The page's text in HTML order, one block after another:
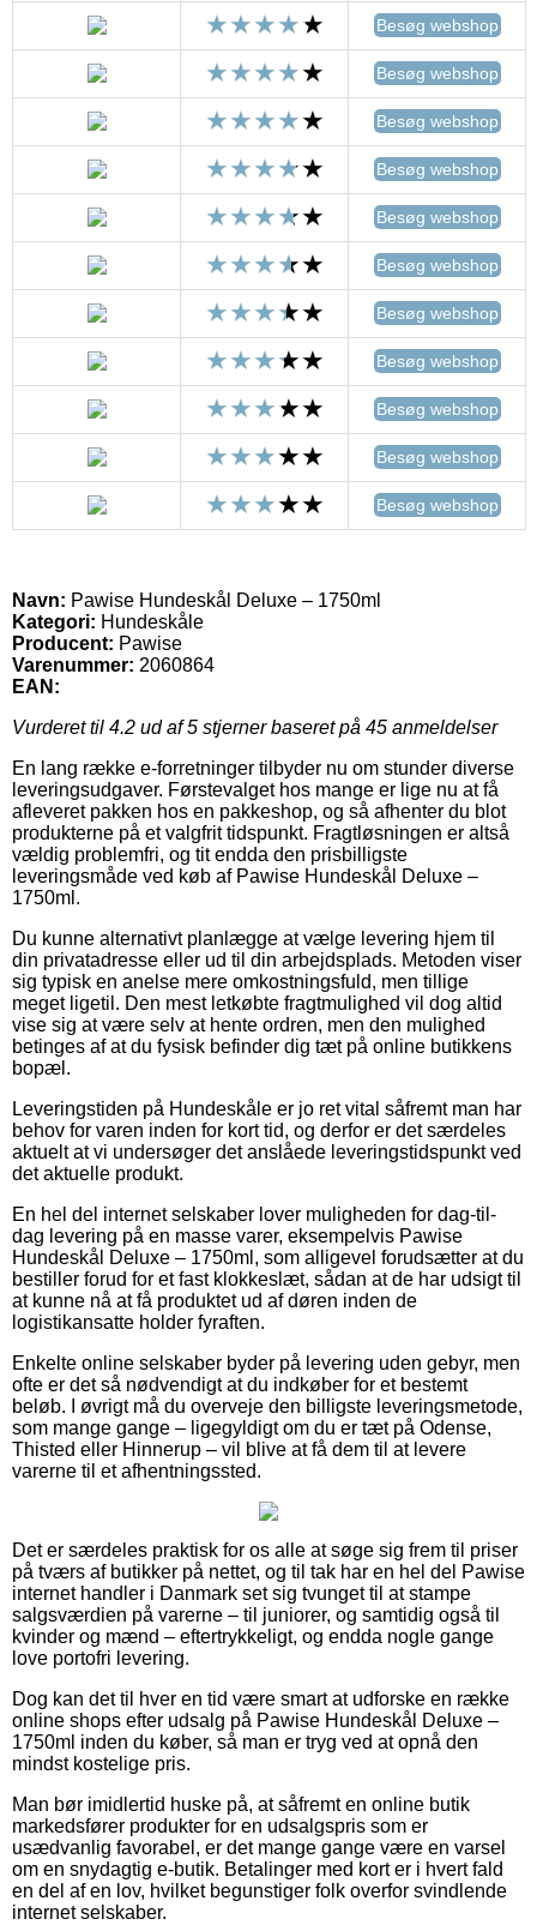
Besøg webshop
Besøg webshop
Besøg webshop
Besøg webshop
Besøg webshop
Besøg webshop
Besøg webshop
Besøg webshop
Besøg webshop
Besøg webshop
Besøg webshop
Navn: Pawise Hundeskål Deluxe – 1750ml
Kategori: Hundeskåle
Producent: Pawise
Varenummer: 2060864
EAN:
Vurderet til 4.2 ud af 5 stjerner baseret på 45 anmeldelser
En lang række e-forretninger tilbyder nu om stunder diverse
leveringsudgaver. Førstevalget hos mange er lige nu at få
afleveret pakken hos en pakkeshop, og så afhenter du blot
produkterne på et valgfrit tidspunkt. Fragtløsningen er altså
vældig problemfri, og tit endda den prisbilligste
leveringsmåde ved køb af Pawise Hundeskål Deluxe –
1750ml.
Du kunne alternativt planlægge at vælge levering hjem til
din privatadresse eller ud til din arbejdsplads. Metoden viser
sig typisk en anelse mere omkostningsfuld, men tillige
meget ligetil. Den mest letkøbte fragtmulighed vil dog altid
vise sig at være selv at hente ordren, men den mulighed
betinges af at du fysisk befinder dig tæt på online butikkens
bopæl.
Leveringstiden på Hundeskåle er jo ret vital såfremt man har
behov for varen inden for kort tid, og derfor er det særdeles
aktuelt at vi undersøger det anslåede leveringstidspunkt ved
det aktuelle produkt.
En hel del internet selskaber lover muligheden for dag-til-
dag levering på en masse varer, eksempelvis Pawise
Hundeskål Deluxe – 1750ml, som alligevel forudsætter at du
bestiller forud for et fast klokkeslæt, sådan at de har udsigt til
at kunne nå at få produktet ud af døren inden de
logistikansatte holder fyraften.
Enkelte online selskaber byder på levering uden gebyr, men
ofte er det så nødvendigt at du indkøber for et bestemt
beløb. I øvrigt må du overveje den billigste leveringsmetode,
som mange gange – ligegyldigt om du er tæt på Odense,
Thisted eller Hinnerup – vil blive at få dem til at levere
varerne til et afhentningssted.
Det er særdeles praktisk for os alle at søge sig frem til priser
på tværs af butikker på nettet, og til tak har en hel del Pawise
internet handler i Danmark set sig tvunget til at stampe
salgsværdien på varerne – til juniorer, og samtidig også til
kvinder og mænd – eftertrykkeligt, og endda nogle gange
love portofri levering.
Dog kan det til hver en tid være smart at udforske en række
online shops efter udsalg på Pawise Hundeskål Deluxe –
1750ml inden du køber, så man er tryg ved at opnå den
mindst kostelige pris.
Man bør imidlertid huske på, at såfremt en online butik
markedsfører produkter for en udsalgspris som er
usædvanlig favorabel, er det mange gange være en varsel
om en snydagtig e-butik. Betalinger med kort er i hvert fald
en del af en lov, hvilket begunstiger folk overfor svindlende
internet selskaber.